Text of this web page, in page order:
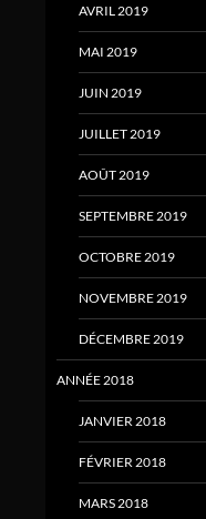
AVRIL 2019
MAI 2019
JUIN 2019
JUILLET 2019
AOÛT 2019
SEPTEMBRE 2019
OCTOBRE 2019
NOVEMBRE 2019
DÉCEMBRE 2019
ANNÉE 2018
JANVIER 2018
FÉVRIER 2018
MARS 2018